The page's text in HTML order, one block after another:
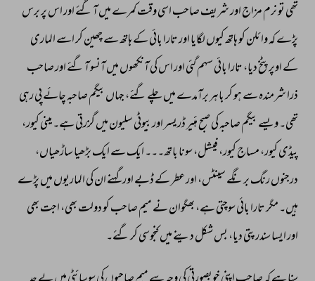
تھی تو نرم مزاج اور شریف صاحب اسی وقت کمرے میں آ گئے اور اس پر برس
پڑے کہ وائلن کو ہاتھ کیوں لگایا اور تارا بائی کے ہاتھ سے چھین کر اسے الماری
کے اوپر پٹخ دیا، تارا بائی سہم گئی اور اس کی آنکھوں میں آنسو آ گئے اور صاحب
ذرا شرمندہ سے ہو کر باہر برآمدے میں چلے گئے، جہاں بیگم صاحبہ چائے پی رہی
تھی۔ ویسے بیگم صاحبہ کی صبح ہئیر ڈریسر اور بیوٹی سلیون میں گزرتی ہے۔ مینی کیور،
پیڈی کیور، مساج کیور، فیشل، سونا باتھ۔۔۔ ایک سے ایک بڑھیا ساڑھیاں،
درجنوں رنگ برنگے سینٹس، اور عطر کے ڈبے اور گہنے ان کی الماریوں میں پڑے
ہیں۔ مگر تارا بائی سوچتی ہے، بھگوان نے میم صاحب کو دولت بھی، اجت بھی
اور ایسا سندر پتی دیا، بس شکل دینے میں کنجوسی کر گئے۔